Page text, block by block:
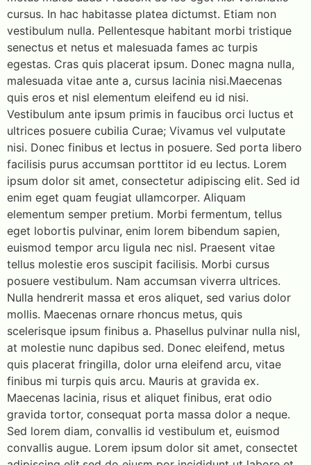
cursus. In hac habitasse platea dictumst. Etiam non
vestibulum nulla. Pellentesque habitant morbi tristique
senectus et netus et malesuada fames ac turpis
egestas. Cras quis placerat ipsum. Donec magna nulla,
malesuada vitae ante a, cursus lacinia nisi.Maecenas
quis eros et nisl elementum eleifend eu id nisi.
Vestibulum ante ipsum primis in faucibus orci luctus et
ultrices posuere cubilia Curae; Vivamus vel vulputate
nisi. Donec finibus et lectus in posuere. Sed porta libero
facilisis purus accumsan porttitor id eu lectus. Lorem
ipsum dolor sit amet, consectetur adipiscing elit. Sed id
enim eget quam feugiat ullamcorper. Aliquam
elementum semper pretium. Morbi fermentum, tellus
eget lobortis pulvinar, enim lorem bibendum sapien,
euismod tempor arcu ligula nec nisl. Praesent vitae
tellus molestie eros suscipit facilisis. Morbi cursus
posuere vestibulum. Nam accumsan viverra ultrices.
Nulla hendrerit massa et eros aliquet, sed varius dolor
mollis. Maecenas ornare rhoncus metus, quis
scelerisque ipsum finibus a. Phasellus pulvinar nulla nisl,
at molestie nunc dapibus sed. Donec eleifend, metus
quis placerat fringilla, dolor urna eleifend arcu, vitae
finibus mi turpis quis arcu. Mauris at gravida ex.
Maecenas lacinia, risus et aliquet finibus, erat odio
gravida tortor, consequat porta massa dolor a neque.
Sed lorem diam, convallis id vestibulum et, euismod
convallis augue. Lorem ipsum dolor sit amet, consectet